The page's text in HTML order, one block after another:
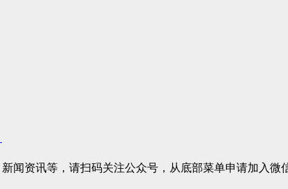
闻资讯等，请扫码关注公众号，从底部菜单申请加入微